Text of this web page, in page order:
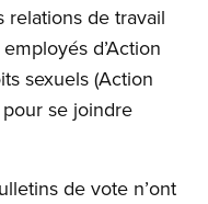
relations de travail
d’Action
sexuels (Action
se joindre
de vote n’ont